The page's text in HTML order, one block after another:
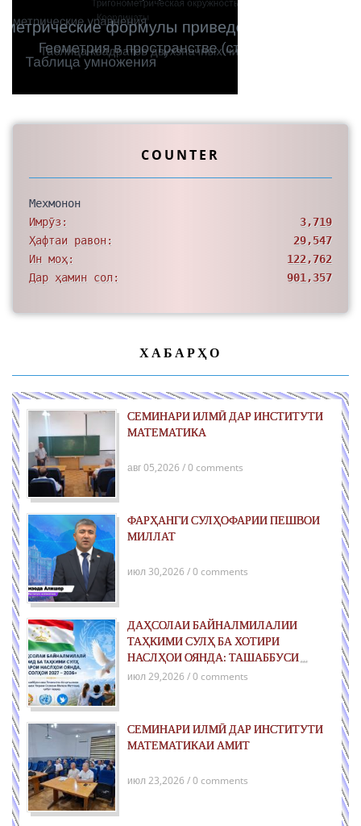
COUNTER
Мехмонон
Имрӯз:
3,719
Ҳафтаи равон:
29,547
Ин моҳ:
122,762
Дар ҳамин сол:
901,357
ХАБАРҲО
СЕМИНАРИ ИЛМӢ ДАР ИНСТИТУТИ
МАТЕМАТИКА
авг 05,2026 / 0 comments
ФАРҲАНГИ СУЛҲОФАРИИ ПЕШВОИ
МИЛЛАТ
июл 30,2026 / 0 comments
ДАҲСОЛАИ БАЙНАЛМИЛАЛИИ
ТАҲКИМИ СУЛҲ БА ХОТИРИ
НАСЛҲОИ ОЯНДА: ТАШАББУСИ
ҶАҲОНИИ ҶУМҲУРИИ ТОҶИКИСТОН
июл 29,2026 / 0 comments
СЕМИНАРИ ИЛМӢ ДАР ИНСТИТУТИ
МАТЕМАТИКАИ АМИТ
июл 23,2026 / 0 comments